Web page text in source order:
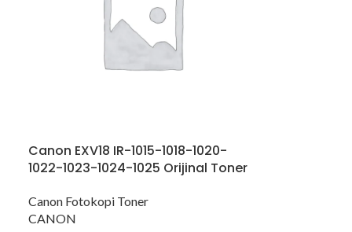
Canon EXV18 IR-1015-1018-1020-
1022-1023-1024-1025 Orijinal Toner
Canon Fotokopi Toner
CANON